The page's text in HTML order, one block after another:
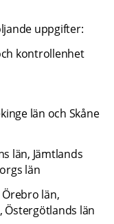
uppgifter:
kontrollenhet
län och Skåne
län, Jämtlands
län
län,
Östergötlands län